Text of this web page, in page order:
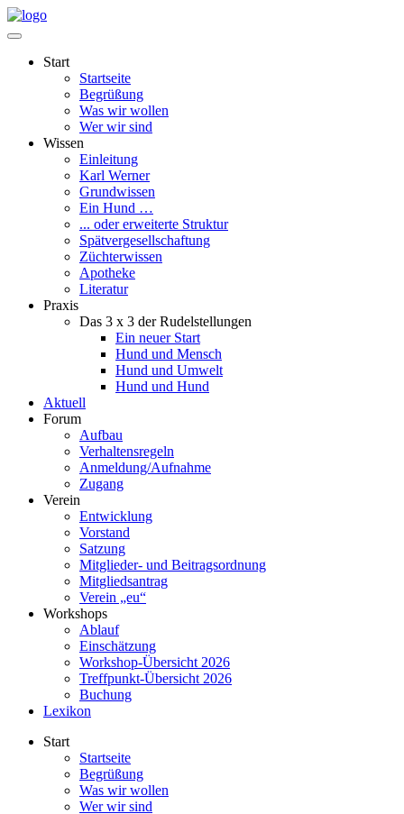
Start
Startseite
Begrüßung
Was wir wollen
Wer wir sind
Wissen
Einleitung
Karl Werner
Grundwissen
Ein Hund …
... oder erweiterte Struktur
Spätvergesellschaftung
Züchterwissen
Apotheke
Literatur
Praxis
Das 3 x 3 der Rudelstellungen
Ein neuer Start
Hund und Mensch
Hund und Umwelt
Hund und Hund
Aktuell
Forum
Aufbau
Verhaltensregeln
Anmeldung/Aufnahme
Zugang
Verein
Entwicklung
Vorstand
Satzung
Mitglieder- und Beitragsordnung
Mitgliedsantrag
Verein „eu“
Workshops
Ablauf
Einschätzung
Workshop-Übersicht 2026
Treffpunkt-Übersicht 2026
Buchung
Lexikon
Start
Startseite
Begrüßung
Was wir wollen
Wer wir sind